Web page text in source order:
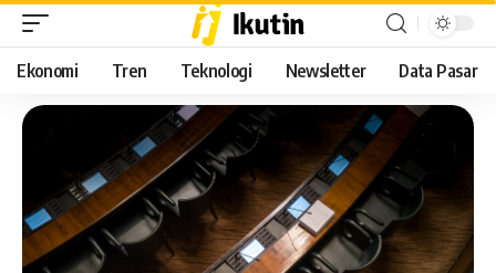
Ekonomi Tren Teknologi Newsletter Data Pasar